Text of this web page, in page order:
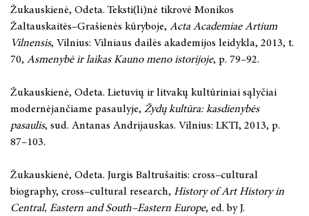
Žukauskienė, Odeta. Teksti(li)nė tikrovė Monikos
Žaltauskaitės–Grašienės kūryboje, Acta Academiae Artium
Vilnensis, Vilnius: Vilniaus dailės akademijos leidykla, 2013, t.
70, Asmenybė ir laikas Kauno meno istorijoje, p. 79–92.
Žukauskienė, Odeta. Lietuvių ir litvakų kultūriniai sąlyčiai
modernėjančiame pasaulyje, Žydų kultūra: kasdienybės
pasaulis, sud. Antanas Andrijauskas. Vilnius: LKTI, 2013, p.
87–103.
Žukauskienė, Odeta. Jurgis Baltrušaitis: cross–cultural
biography, cross–cultural research, History of Art History in
Central, Eastern and South–Eastern Europe, ed. by J.